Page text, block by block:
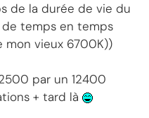
de la durée de vie du
temps en temps
mon vieux 6700K))
par un 12400
+ tard là